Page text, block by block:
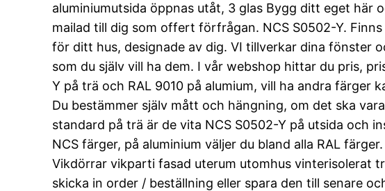
aluminiumutsida öppnas utåt, 3 glas Bygg ditt eget här
mailad till dig som offert förfrågan. NCS S0502-Y.
för ditt hus, designade av dig. VI tillverkar dina fönster
som du själv vill ha dem. I vår webshop hittar du pris,
Y på trä och RAL 9010 på alumium, vill ha andra färger
Du bestämmer själv mått och hängning, om det ska
standard på trä är de vita NCS S0502-Y på utsida och
NCS färger, på aluminium väljer du bland alla RAL
Vikdörrar vikparti fasad uterum utomhus vinterisolerat
skicka in order / beställning eller spara den till senare